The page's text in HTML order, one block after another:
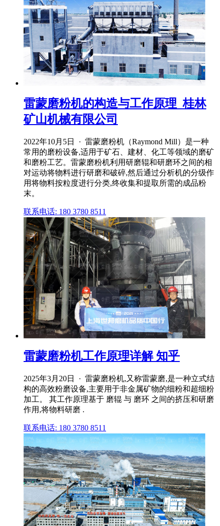
雷蒙磨粉机的构造与工作原理_桂林
矿山机械有限公司
2022年10月5日 · 雷蒙磨粉机（Raymond Mill）是一种
常用的磨粉设备,适用于矿石、建材、化工等领域的磨矿
和磨粉工艺。雷蒙磨粉机利用研磨辊和研磨环之间的相
对运动将物料进行研磨和破碎,然后通过分析机的分级作
用将物料按粒度进行分类,终收集和提取所需的成品粉
末。
联系电话: 180 3780 8511
雷蒙磨粉机工作原理详解 知乎
2025年3月20日 · 雷蒙磨粉机,又称雷蒙磨,是一种立式结
构的高效粉磨设备,主要用于非金属矿物的细粉和超细粉
加工。 其工作原理基于 磨辊 与 磨环 之间的挤压和研磨
作用,将物料研磨 .
联系电话: 180 3780 8511